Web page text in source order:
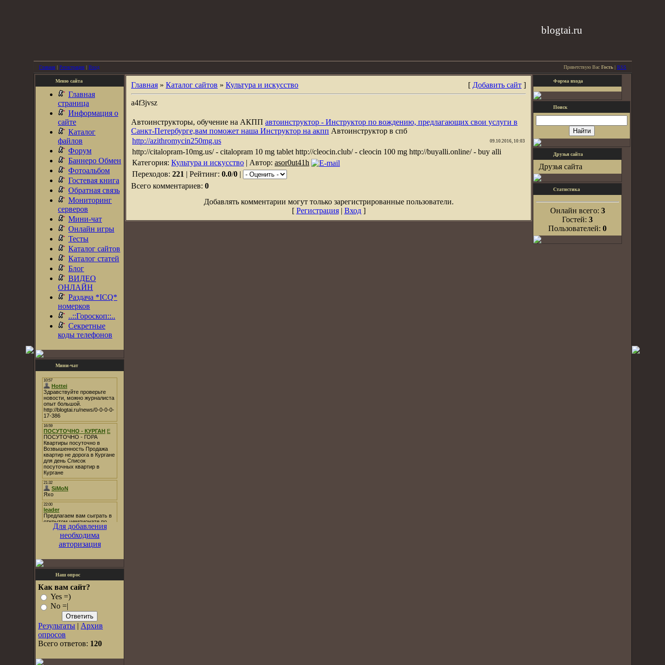
blogtai.ru
Главная | Регистрация | Вход Приветствую Вас Гость | RSS
Меню сайта
Главная
страница
Информация о
сайте
Каталог
файлов
Форум
Баннеро Обмен
Фотоальбом
Гостевая книга
Обратная связь
Мониторинг
серверов
Мини-чат
Онлайн игры
Тесты
Каталог сайтов
Каталог статей
Блог
ВИДЕО
ОНЛАЙН
Раздача *ICQ*
номерков
..::Гороскоп::..
Секретные
коды телефонов
Мини-чат
Для добавления
необходима
авторизация
Наш опрос
Как вам сайт?
Yes =)
No =|
Результаты | Архив
опросов
Всего ответов: 120
Главная » Каталог сайтов » Культура и искусство [ Добавить сайт ]
a4f3jvsz
Автоинструкторы, обучение на АКПП автоинструктор - Инструктор по вождению, предлагающих свои услуги в
Санкт-Петербурге,вам поможет наша Инструктор на акпп Автоинструктор в спб
http://azithromycin250mg.us
09.10.2016, 10:03
http://citalopram-10mg.us/ - citalopram 10 mg tablet http://cleocin.club/ - cleocin 100 mg http://buyalli.online/ - buy alli
Категория: Культура и искусство | Автор: asor0ut41h
Переходов: 221 | Рейтинг: 0.0/0 |
Всего комментариев: 0
Добавлять комментарии могут только зарегистрированные пользователи.
[ Регистрация| Вход]
Форма входа
Поиск
Друзья сайта
Друзья сайта
Статистика
Онлайн всего: 3
Гостей: 3
Пользователей: 0